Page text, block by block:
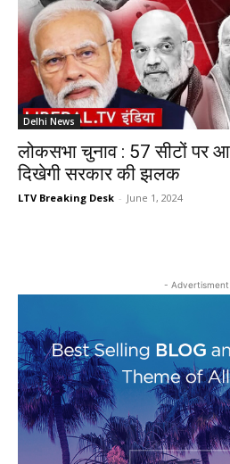
Delhi News
लोकसभा चुनाव : 57 सीटों पर
दिखेगी सरकार की झलक
LTV Breaking Desk - June 1, 2024
-